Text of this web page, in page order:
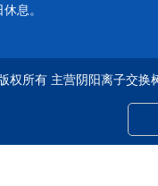
息。
权所有 主营阴阳离子交换